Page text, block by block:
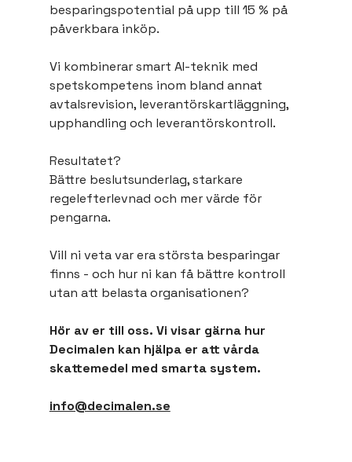
besparingspotential på upp till 15 % på
påverkbara inköp.
Vi kombinerar smart AI-teknik med
spetskompetens inom bland annat
avtalsrevision, leverantörskartläggning,
upphandling och leverantörskontroll.
Resultatet?
Bättre beslutsunderlag, starkare
regelefterlevnad och mer värde för
pengarna.
Vill ni veta var era största besparingar
finns - och hur ni kan få bättre kontroll
utan att belasta organisationen?
Hör av er till oss. Vi visar gärna hur
Decimalen kan hjälpa er att vårda
skattemedel med smarta system.
info@decimalen.se